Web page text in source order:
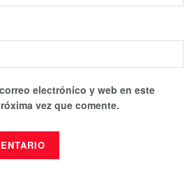
electrónico y web en este
vez que comente.